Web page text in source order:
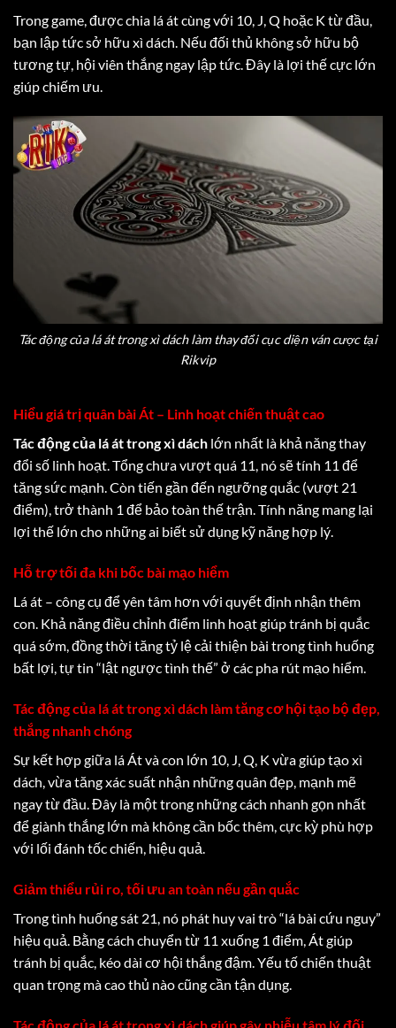
Trong game, được chia lá át cùng với 10, J, Q hoặc K từ đầu,
bạn lập tức sở hữu xì dách. Nếu đối thủ không sở hữu bộ
tương tự, hội viên thắng ngay lập tức. Đây là lợi thế cực lớn
giúp chiếm ưu.
Tác động của lá át trong xì dách làm thay đổi cục diện ván cược tại
Rikvip
Hiểu giá trị quân bài Át – Linh hoạt chiến thuật cao
Tác động của lá át trong xì dách lớn nhất là khả năng thay
đổi số linh hoạt. Tổng chưa vượt quá 11, nó sẽ tính 11 để
tăng sức mạnh. Còn tiến gần đến ngưỡng quắc (vượt 21
điểm), trở thành 1 để bảo toàn thế trận. Tính năng mang lại
lợi thế lớn cho những ai biết sử dụng kỹ năng hợp lý.
Hỗ trợ tối đa khi bốc bài mạo hiểm
Lá át – công cụ để yên tâm hơn với quyết định nhận thêm
con. Khả năng điều chỉnh điểm linh hoạt giúp tránh bị quắc
quá sớm, đồng thời tăng tỷ lệ cải thiện bài trong tình huống
bất lợi, tự tin “lật ngược tình thế” ở các pha rút mạo hiểm.
Tác động của lá át trong xì dách làm tăng cơ hội tạo bộ đẹp,
thắng nhanh chóng
Sự kết hợp giữa lá Át và con lớn 10, J, Q, K vừa giúp tạo xì
dách, vừa tăng xác suất nhận những quân đẹp, mạnh mẽ
ngay từ đầu. Đây là một trong những cách nhanh gọn nhất
để giành thắng lớn mà không cần bốc thêm, cực kỳ phù hợp
với lối đánh tốc chiến, hiệu quả.
Giảm thiểu rủi ro, tối ưu an toàn nếu gần quắc
Trong tình huống sát 21, nó phát huy vai trò “lá bài cứu nguy”
hiệu quả. Bằng cách chuyển từ 11 xuống 1 điểm, Át giúp
tránh bị quắc, kéo dài cơ hội thắng đậm. Yếu tố chiến thuật
quan trọng mà cao thủ nào cũng cần tận dụng.
Tác động của lá át trong xì dách giúp gây nhiễu tâm lý đối